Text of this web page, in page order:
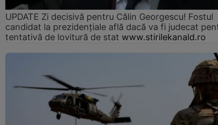
UPDATE Zi decisivă pentru Călin Georgescu! Fostul
candidat la prezidențiale află dacă va fi judecat
tentativă de lovitură de stat www.stirilekanald.ro